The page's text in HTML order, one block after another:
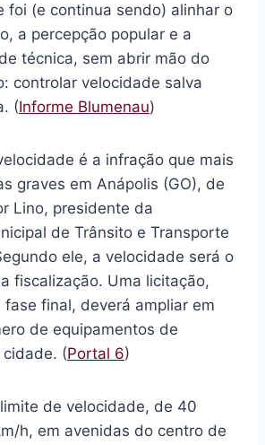
foi (e continua sendo) alinhar o
a percepção popular e a
técnica, sem abrir mão do
controlar velocidade salva
(Informe Blumenau)
é a infração que mais
graves em Anápolis (GO), de
Lino, presidente da
de Trânsito e Transporte
ele, a velocidade será o
fiscalização. Uma licitação,
final, deverá ampliar em
de equipamentos de
(Portal 6)
de velocidade, de 40
h, em avenidas do centro de